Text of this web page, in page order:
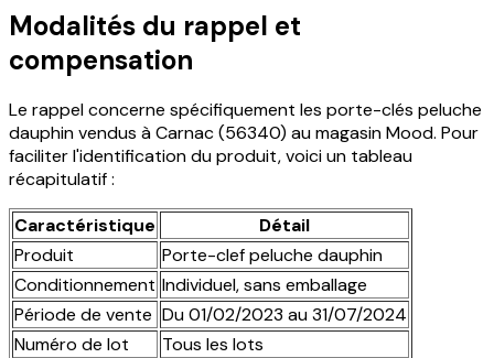
Modalités du rappel et
compensation
Le rappel concerne spécifiquement les porte-clés peluche
dauphin vendus à Carnac (56340) au magasin Mood. Pour
faciliter l'identification du produit, voici un tableau
récapitulatif :
Caractéristique
Détail
Produit
Porte-clef peluche dauphin
Conditionnement Individuel, sans emballage
Période de vente Du 01/02/2023 au 31/07/2024
Numéro de lot
Tous les lots